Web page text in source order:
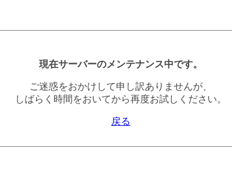
現在サーバーのメンテナンス中です。
ご迷惑をおかけして申し訳ありませんが、
しばらく時間をおいてから再度お試しください。
戻る